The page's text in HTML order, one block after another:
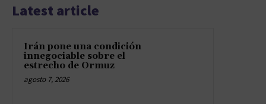
Latest article
Irán pone una condición
innegociable sobre el
estrecho de Ormuz
agosto 7, 2026